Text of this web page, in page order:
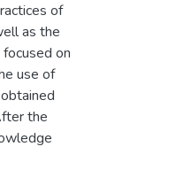
of
as the
on
use of
the